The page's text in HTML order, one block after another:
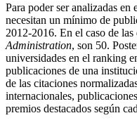
Para poder ser analizadas
necesitan un mínimo de
2012-2016. En el caso de
Administration, son 50.
universidades en el ranking
publicaciones de una
de las citaciones
internacionales,
premios destacados según